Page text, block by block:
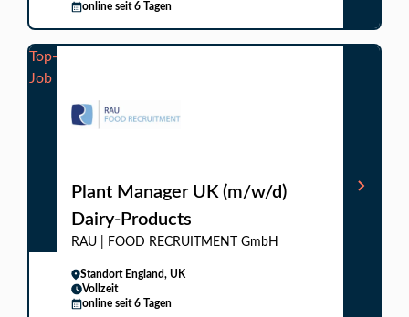
online seit 6 Tagen
Top-
Job
Plant Manager UK (m/w/d)
Dairy-Products
RAU | FOOD RECRUITMENT GmbH
Standort England, UK
Vollzeit
online seit 6 Tagen